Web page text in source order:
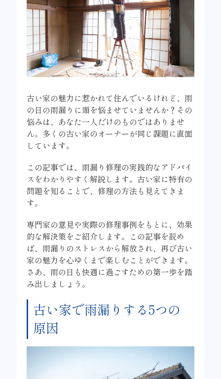
古い家の魅力に惹かれて住んでいるけれど、雨
の日の雨漏りに頭を悩ませていませんか？その
悩みは、あなた一人だけのものではありませ
ん。多くの古い家のオーナーが同じ課題に直面
しています。
この記事では、雨漏り修理の実践的なアドバイ
スをわかりやすく解説します。古い家に特有の
問題を知ることで、修理の方法も見えてきま
す。
専門家の意見や実際の修理事例をもとに、効果
的な解決策をご紹介します。この記事を読め
ば、雨漏りのストレスから解放され、再び古い
家の魅力を心ゆくまで楽しむことができます。
さあ、雨の日も快適に過ごすための第一歩を踏
み出しましょう。
古い家で雨漏りする5つの
原因